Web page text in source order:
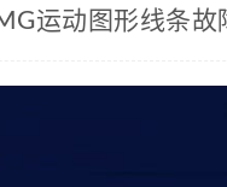
运动图形线条故